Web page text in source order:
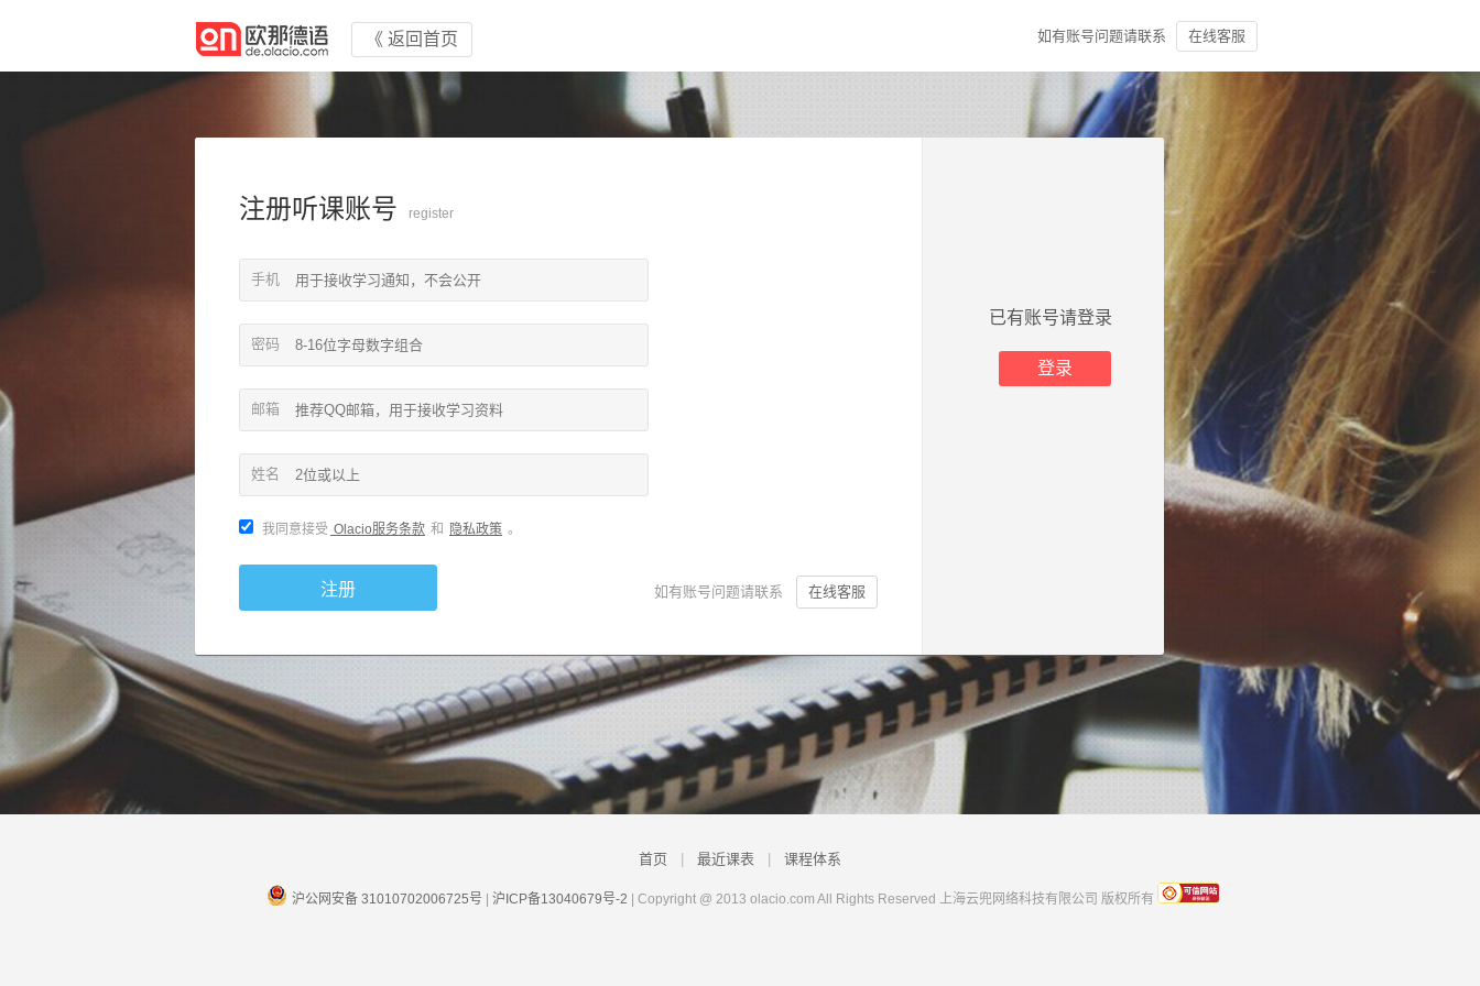
《 返回首页 如有账号问题请联系 在线客服
注册听课账号 register
手机
密码
邮箱
姓名
我同意接受 Olacio服务条款 和 隐私政策 。
注册 如有账号问题请联系 在线客服
已有账号请登录
登录
首页 最近课表 课程体系
沪公网安备 31010702006725号 沪ICP备13040679号-2 | Copyright @ 2013 olacio.com All Rights Reserved 上海云兜网络科技有限公司 版权所有